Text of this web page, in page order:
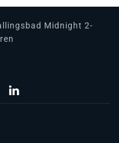
Midnight 2-